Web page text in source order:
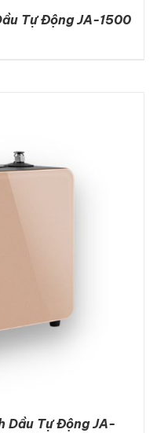
Tự Động JA-1500
Dầu Tự Động JA-